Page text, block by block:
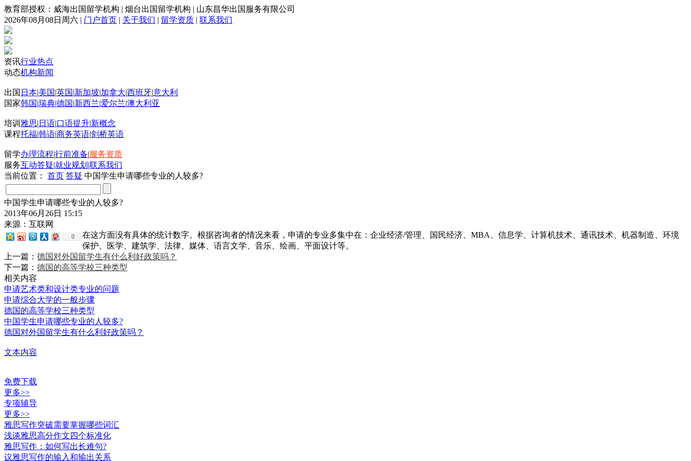
教育部授权：威海出国留学机构 | 烟台出国留学机构 | 山东昌华出国服务有限公司
2026年08月08日周六 | 门户首页 | 关于我们 | 留学资质 | 联系我们
资讯行业热点
动态机构新闻
出国 日本|美国|英国|新加坡|加拿大|西班牙|意大利
国家韩国|瑞典|德国|新西兰|爱尔兰|澳大利亚
培训 雅思| 日语|口语提升|新概念
课程托福|韩语|商务英语|剑桥英语
留学办理流程|行前准备|服务资质
服务互动答疑|就业规划 |联系我们
当前位置：
首页 答疑 中国学生申请哪些专业的人较多?
中国学生申请哪些专业的人较多?
2013年06月26日 15:15
来源：互联网
0
在这方面没有具体的统计数字。根据咨询者的情况来看，申请的专业多集中在：企业经济/管理、国民经济、MBA、信息学、计算机技术、通讯技术、机器制造、环境
保护、医学、建筑学、法律、媒体、语言文学、音乐、绘画、平面设计等。
上一篇： 德国对外国留学生有什么利好政策吗？
下一篇： 德国的高等学校三种类型
相关内容
申请艺术类和设计类专业的问题
申请综合大学的一般步骤
德国的高等学校三种类型
中国学生申请哪些专业的人较多?
德国对外国留学生有什么利好政策吗？
文本内容
免费下载
更多>>
专项辅导
更多>>
雅思写作突破需要掌握哪些词汇
浅谈雅思高分作文四个标准化
雅思写作：如何写出长难句?
议雅思写作的输入和输出关系